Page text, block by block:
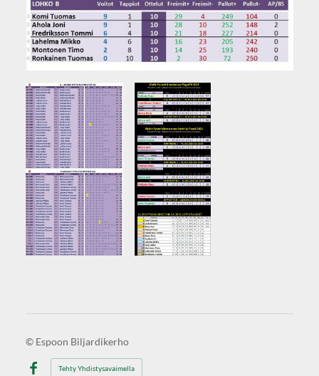
© Espoon Biljardikerho
Tehty Yhdistysavaimella